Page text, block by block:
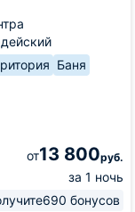
Баня
от13 800руб.
за 1 ночь
690 бонусов